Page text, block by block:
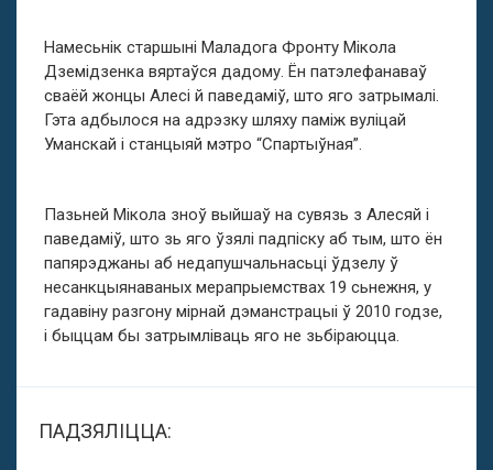
Намесьнік старшыні Маладога Фронту Мікола
Дземідзенка вяртаўся дадому. Ён патэлефанаваў
сваёй жонцы Алесі й паведаміў, што яго затрымалі.
Гэта адбылося на адрэзку шляху паміж вуліцай
Уманскай і станцыяй мэтро “Спартыўная”.
Пазьней Мікола зноў выйшаў на сувязь з Алесяй і
паведаміў, што зь яго ўзялі падпіску аб тым, што ён
папярэджаны аб недапушчальнасьці ўдзелу ў
несанкцыянаваных мерапрыемствах 19 сьнежня, у
гадавіну разгону мірнай дэманстрацыі ў 2010 годзе,
і быццам бы затрымліваць яго не зьбіраюцца.
ПАДЗЯЛІЦЦА: